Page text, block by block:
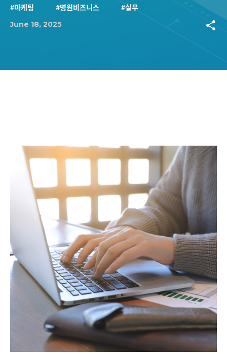
#마케팅 #병원비즈니스 #실무
June 18, 2025 share